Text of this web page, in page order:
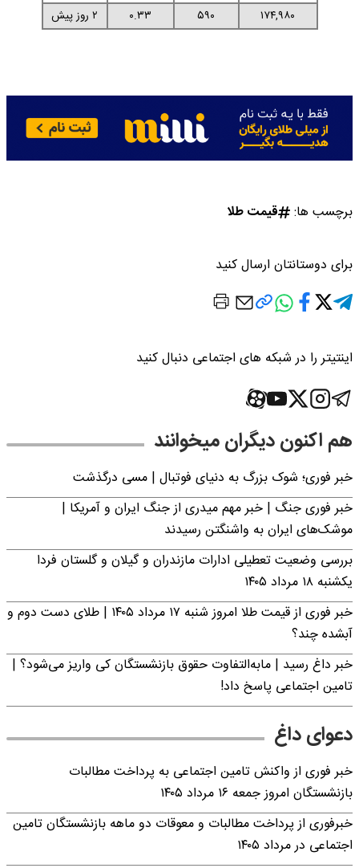
۱۷۴,۹۸۰
۵۹۰ ۰.۳۳ ۲ روز پیش
برچسب ها: قیمت طلا
برای دوستانتان ارسال کنید
اینتیتر را در شبکه های اجتماعی دنبال کنید
هم اکنون دیگران میخوانند
خبر فوری؛‌ شوک بزرگ به دنیای فوتبال | مسی درگذشت
خبر فوری جنگ | خبر مهم میدری از جنگ ایران و آمریکا |
موشک‌های ایران به واشنگتن رسیدند
بررسی وضعیت تعطیلی ادارات مازندران و گیلان و گلستان فردا
یکشنبه ۱۸ مرداد ۱۴۰۵
خبر فوری از قیمت طلا امروز شنبه ۱۷ مرداد ۱۴۰۵ | طلای دست دوم و
آبشده چند؟
خبر داغ رسید | مابه‌التفاوت حقوق بازنشستگان کی واریز می‌شود؟ |
تامین اجتماعی پاسخ داد!
دعوای داغ
خبر فوری از واکنش تامین اجتماعی به پرداخت مطالبات
بازنشستگان امروز جمعه ۱۶ مرداد ۱۴۰۵
خبرفوری از پرداخت مطالبات و معوقات دو ماهه بازنشستگان تامین
اجتماعی در مرداد ۱۴۰۵